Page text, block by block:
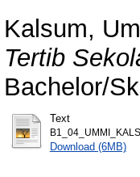
Kalsum,
Tertib
Bachelor/
Text
Download (6MB)